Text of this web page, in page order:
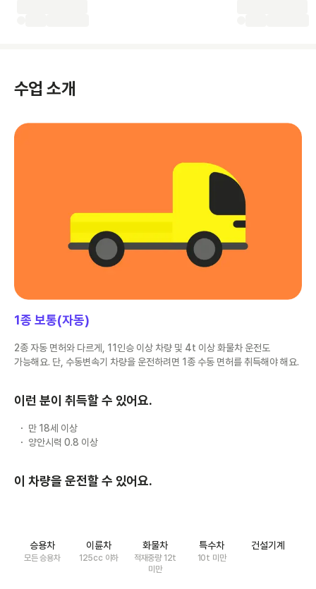
수업 소개
1종 보통(자동)
2종 자동 면허와 다르게, 11인승 이상 차량 및 4t 이상 화물차 운전도
가능해요. 단, 수동변속기 차량을 운전하려면 1종 수동 면허를 취득해야 해요.
이런 분이 취득할 수 있어요.
만 18세 이상
양안시력 0.8 이상
이 차량을 운전할 수 있어요.
승용차
모든 승용차
이륜차
125cc 이하
화물차
적재중량 12t
미만
특수차
10t 미만
건설기계